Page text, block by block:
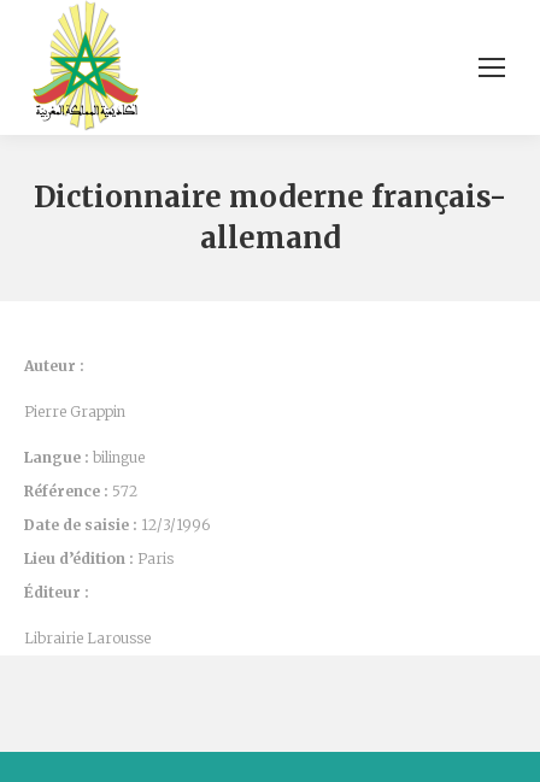
Dictionnaire moderne français-
allemand
Auteur :
Pierre Grappin
Langue : bilingue
Référence : 572
Date de saisie : 12/3/1996
Lieu d’édition : Paris
Éditeur :
Librairie Larousse